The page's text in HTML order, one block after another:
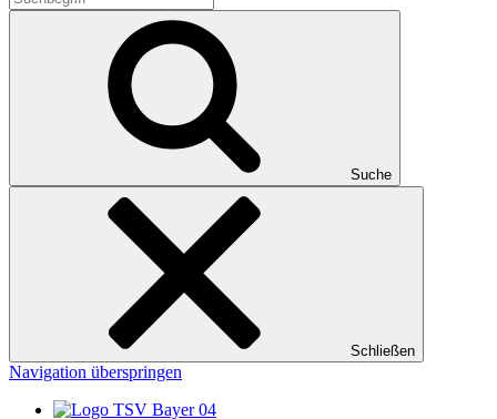
Suche
Schließen
Navigation überspringen